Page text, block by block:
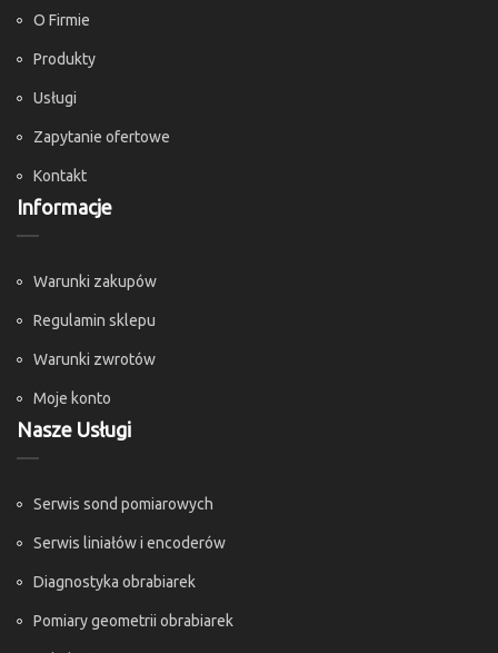
O Firmie
Produkty
Usługi
Zapytanie ofertowe
Kontakt
Informacje
Warunki zakupów
Regulamin sklepu
Warunki zwrotów
Moje konto
Nasze Usługi
Serwis sond pomiarowych
Serwis liniałów i encoderów
Diagnostyka obrabiarek
Pomiary geometrii obrabiarek